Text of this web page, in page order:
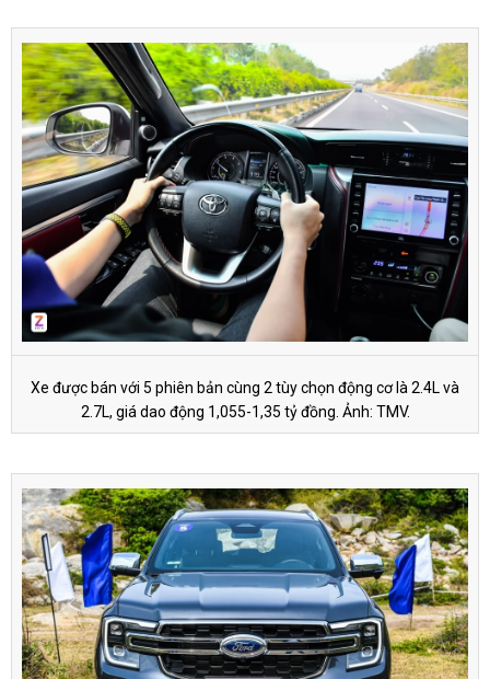
Xe được bán với 5 phiên bản cùng 2 tùy chọn động cơ là 2.4L và
2.7L, giá dao động 1,055-1,35 tỷ đồng. Ảnh: TMV.